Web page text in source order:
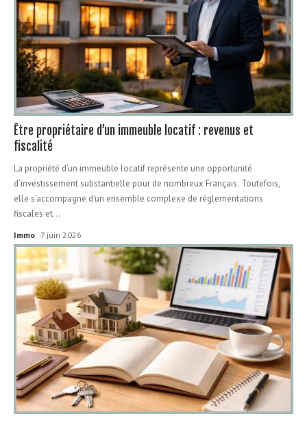
Être propriétaire d’un immeuble locatif : revenus et
fiscalité
La propriété d’un immeuble locatif représente une opportunité
d’investissement substantielle pour de nombreux Français. Toutefois,
elle s'accompagne d'un ensemble complexe de réglementations
fiscales et…
Immo 7 juin 2026